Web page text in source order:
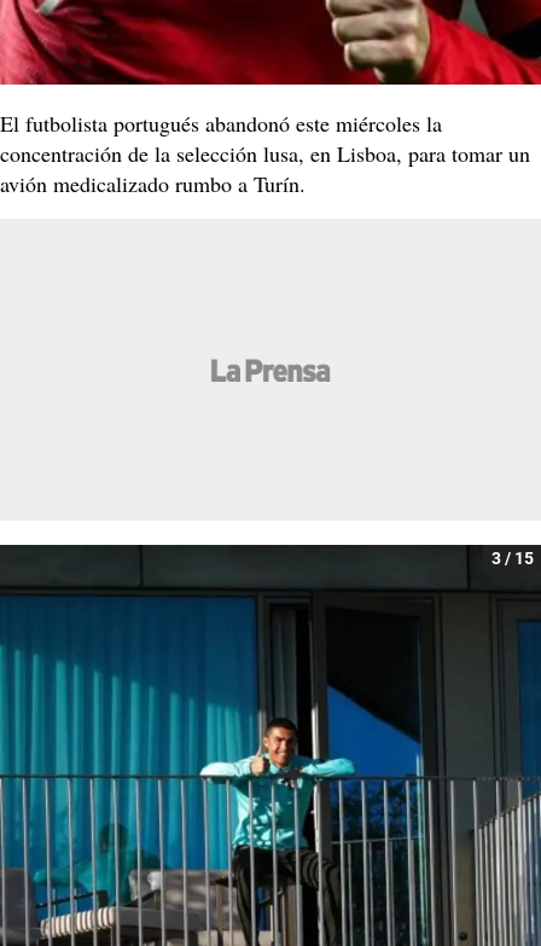
El futbolista portugués abandonó este miércoles la
concentración de la selección lusa, en Lisboa, para tomar un
avión medicalizado rumbo a Turín.
3 / 15